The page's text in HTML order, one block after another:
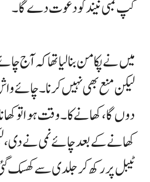
کپ لمبی نیند کو دعوت دے گا۔
میں نے پکا من بنا لیا تھا کہ آج
لیکن منع بھی نہیں کرنا۔ چائے
دوں گا، کھانے کا۔ وقت ہوا تو
کھانے کے بعد چائے نمی نے دی،
ٹیبل پر رکھ کر جلدی سے کھسک